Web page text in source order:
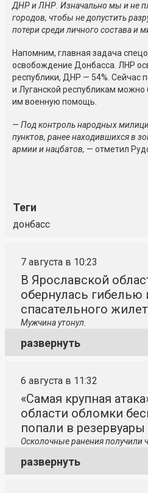
ДНР и ЛНР. Изначально мы и не
городов, чтобы не допустить
потери среди личного состава и
Напомним, главная задача
освобождение Донбасса. ЛНР
республики, ДНР — 54%. Сейчас
и Луганской республикам можно
им военную помощь.
— Под контроль народных
пунктов, ранее находившихся в
армии и нацбатов, — отметил
Теги
донбасс
7 августа в 10:23
В Ярославской
обернулась гибелью
спасательного
Мужчина утонул.
развернуть
6 августа в 11:32
«Самая крупная
области обломки
попали в
Осколочные ранения получили
развернуть